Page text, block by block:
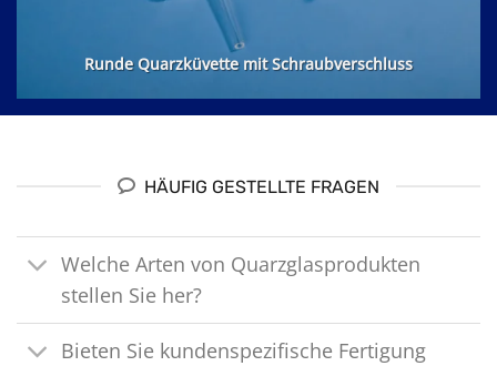
Runde Quarzküvette mit Schraubverschluss
HÄUFIG GESTELLTE FRAGEN
Welche Arten von Quarzglasprodukten
stellen Sie her?
Bieten Sie kundenspezifische Fertigung